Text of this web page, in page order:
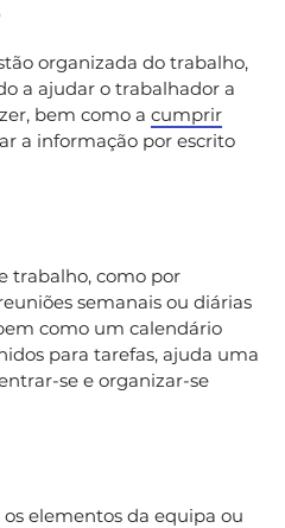
organizada do trabalho,
a ajudar o trabalhador a
bem como a cumprir
a informação por escrito
trabalho, como por
semanais ou diárias
como um calendário
para tarefas, ajuda uma
se e organizar-se
elementos da equipa ou